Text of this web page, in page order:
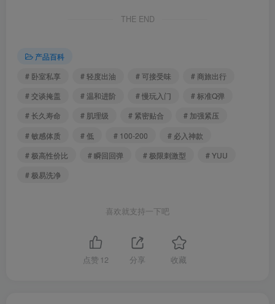
THE END
产品百科
# 卧室私享
# 轻度出油 # 可接受味
# 商旅出行
# 交谈掩盖
# 温和进阶 # 慢玩入门
# 标准Q弹
# 长久寿命
# 肌理级 # 紧密贴合
# 加强紧压
# 敏感体质
# 低 # 100-200
# 必入神款
# 极高性价比
# 瞬回回弹 # 极限刺激型
# YUU
# 极易洗净
喜欢就支持一下吧
点赞 12 分享 收藏